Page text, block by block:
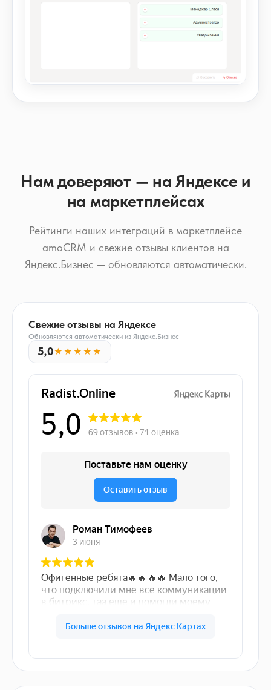
Нам доверяют — на Яндексе и
на маркетплейсах
Рейтинги наших интеграций в маркетплейсе
amoCRM и свежие отзывы клиентов на
Яндекс.Бизнес — обновляются автоматически.
Свежие отзывы на Яндексе
Обновляются автоматически из Яндекс.Бизнес
5,0★★★★★